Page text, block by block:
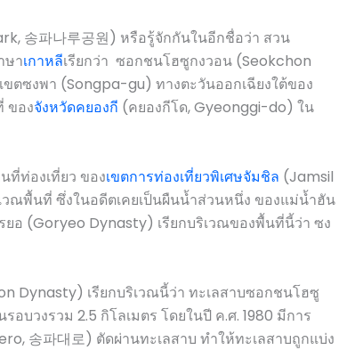
송파나루공원) หรือรู้จักกันในอีกชื่อว่า สวน
ษาเกาหลีเรียกว่า ซอกชนโฮซูกงวอน (Seokchon
ขตซงพา (Songpa-gu) ทางตะวันออกเฉียงใต้ของ
ของจังหวัดคยองกี (คยองกีโด, Gyeonggi-do) ใน
ที่ท่องเที่ยว ของเขตการท่องเที่ยวพิเศษจัมชิล (Jamsil
ณพื้นที่ ซึ่งในอดีตเคยเป็นผืนน้ำส่วนหนึ่ง ของแม่น้ำฮัน
อ (Goryeo Dynasty) เรียกบริเวณของพื้นที่นี้ว่า ซง
Dynasty) เรียกบริเวณนี้ว่า ทะเลสาบซอกชนโฮซู
อบวงรวม 2.5 กิโลเมตร โดยในปี ค.ศ. 1980 มีการ
송파대로) ตัดผ่านทะเลสาบ ทำให้ทะเลสาบถูกแบ่ง